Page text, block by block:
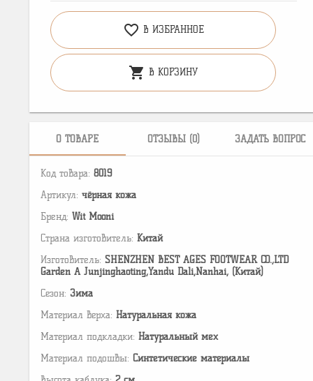
favorite_border В ИЗБРАННОЕ
shopping_cart В КОРЗИНУ
О ТОВАРЕ ОТЗЫВЫ (0) ЗАДАТЬ ВОПРОС
Код товара: 8019
Артикул: чёрная кожа
Бренд: Wit Mooni
Страна изготовитель: Китай
Изготовитель: SHENZHEN BEST AGES FOOTWEAR CO.,LTD
Garden A Junjinghaoting,Yandu Dali,Nanhai, (Китай)
Сезон: Зима
Материал верха: Натуральная кожа
Материал подкладки: Натуральный мех
Материал подошвы: Cинтетические материалы